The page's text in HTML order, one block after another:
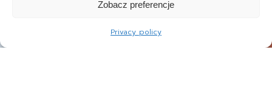
Zobacz preferencje
Privacy policy